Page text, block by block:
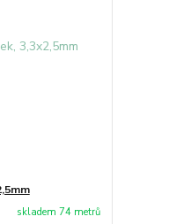
skladem 74 metrů